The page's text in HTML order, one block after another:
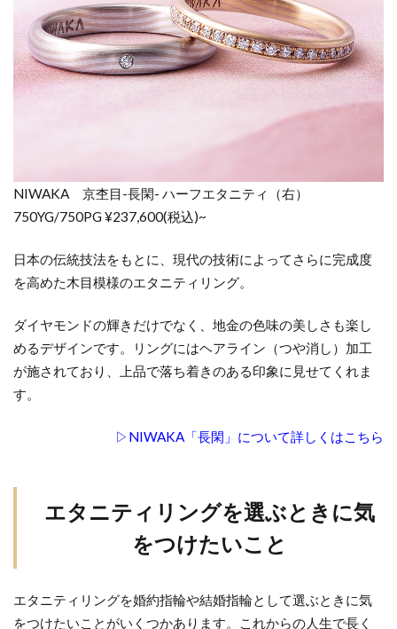
NIWAKA 京杢目-長閑- ハーフエタニティ（右）
750YG/750PG ¥237,600(税込)~
日本の伝統技法をもとに、現代の技術によってさらに完成度
を高めた木目模様のエタニティリング。
ダイヤモンドの輝きだけでなく、地金の色味の美しさも楽し
めるデザインです。リングにはヘアライン（つや消し）加工
が施されており、上品で落ち着きのある印象に見せてくれま
す。
▷NIWAKA「長閑」について詳しくはこちら
エタニティリングを選ぶときに気
をつけたいこと
エタニティリングを婚約指輪や結婚指輪として選ぶときに気
をつけたいことがいくつかあります。これからの人生で長く